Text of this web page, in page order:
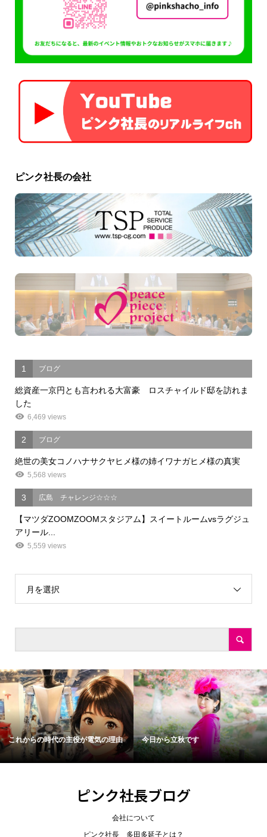
ピンク社長の会社
1 ブログ
総資産一京円とも言われる大富豪 ロスチャイルド邸を訪れま
した
6,469 views
2 ブログ
絶世の美女コノハナサクヤヒメ様の姉イワナガヒメ様の真実
5,568 views
3 広島 チャレンジ☆☆☆
【マツダZOOMZOOMスタジアム】スイートルームvsラグジュ
アリール...
5,559 views
月を選択
これからの時代の主役が電気の理由 今日から立秋です
ピンク社長ブログ
会社について
ピンク社長 多田多延子とは？